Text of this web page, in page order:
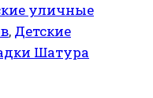
уличные
, Детские
Шатура